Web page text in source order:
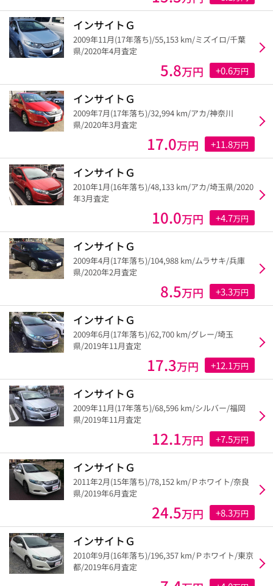
インサイトＧ
2009年11月(17年落ち)/55,153 km/ミズイロ/千葉
県/2020年4月査定
5.8万円 +0.6万円
インサイトＧ
2009年7月(17年落ち)/32,994 km/アカ/神奈川
県/2020年3月査定
17.0万円 +11.8万円
インサイトＧ
2010年1月(16年落ち)/48,133 km/アカ/埼玉県/2020
年3月査定
10.0万円 +4.7万円
インサイトＧ
2009年4月(17年落ち)/104,988 km/ムラサキ/兵庫
県/2020年2月査定
8.5万円 +3.3万円
インサイトＧ
2009年6月(17年落ち)/62,700 km/グレー/埼玉
県/2019年11月査定
17.3万円 +12.1万円
インサイトＧ
2009年11月(17年落ち)/68,596 km/シルバー/福岡
県/2019年11月査定
12.1万円 +7.5万円
インサイトＧ
2011年2月(15年落ち)/78,152 km/Ｐホワイト/奈良
県/2019年6月査定
24.5万円 +8.3万円
インサイトＧ
2010年9月(16年落ち)/196,357 km/Ｐホワイト/東京
都/2019年6月査定